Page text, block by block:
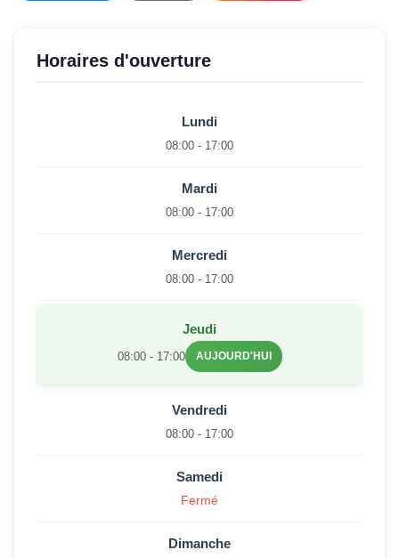
Horaires d'ouverture
Lundi
08:00 - 17:00
Mardi
08:00 - 17:00
Mercredi
08:00 - 17:00
Jeudi
08:00 - 17:00 AUJOURD'HUI
Vendredi
08:00 - 17:00
Samedi
Fermé
Dimanche